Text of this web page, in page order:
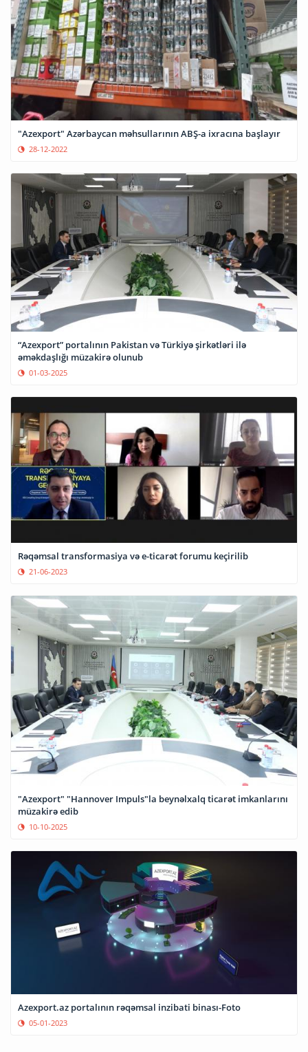
"Azexport" Azərbaycan məhsullarının ABŞ-a ixracına başlayır
28-12-2022
“Azexport” portalının Pakistan və Türkiyə şirkətləri ilə
əməkdaşlığı müzakirə olunub
01-03-2025
Rəqəmsal transformasiya və e-ticarət forumu keçirilib
21-06-2023
"Azexport" "Hannover Impuls"la beynəlxalq ticarət imkanlarını
müzakirə edib
10-10-2025
Azexport.az portalının rəqəmsal inzibati binası-Foto
05-01-2023